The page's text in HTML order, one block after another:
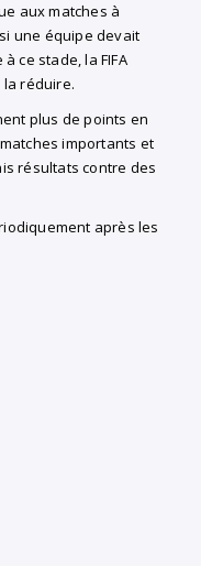
aux matches à
une équipe devait
ce stade, la FIFA
réduire.
plus de points en
importants et
résultats contre des
après les